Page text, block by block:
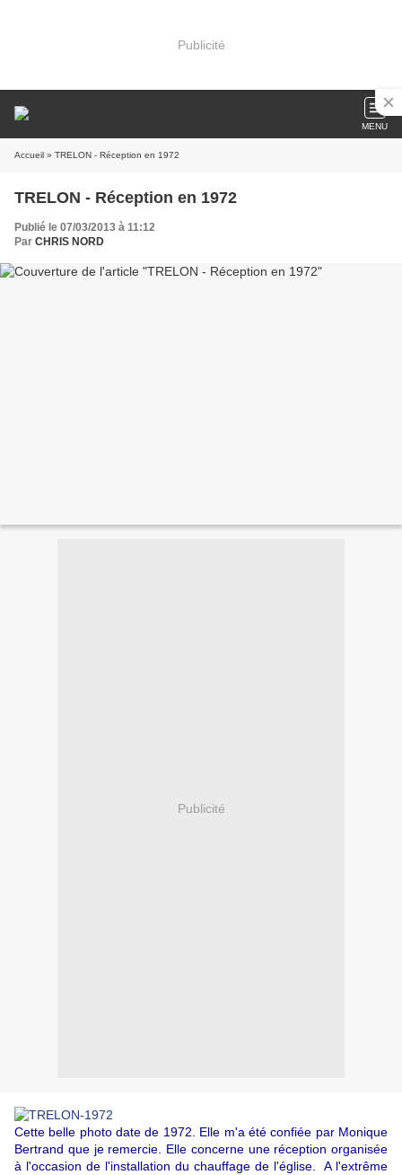
Publicité
MENU
Accueil » TRELON - Réception en 1972
TRELON - Réception en 1972
Publié le 07/03/2013 à 11:12
Par CHRIS NORD
Publicité
Cette belle photo date de 1972. Elle m'a été confiée par Monique
Bertrand que je remercie. Elle concerne une réception organisée
à l'occasion de l'installation du chauffage de l'église. A l'extrême